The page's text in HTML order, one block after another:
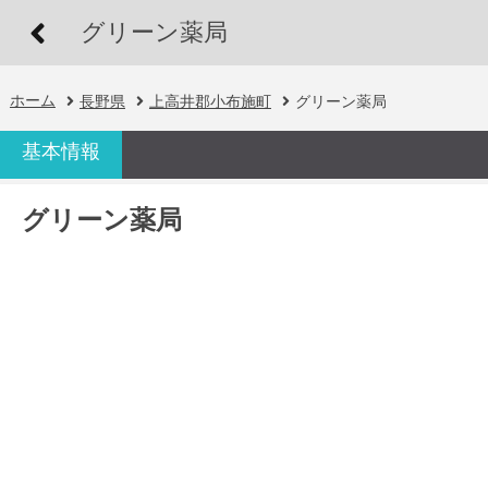
グリーン薬局
ホーム 長野県 上高井郡小布施町 グリーン薬局
基本情報
グリーン薬局